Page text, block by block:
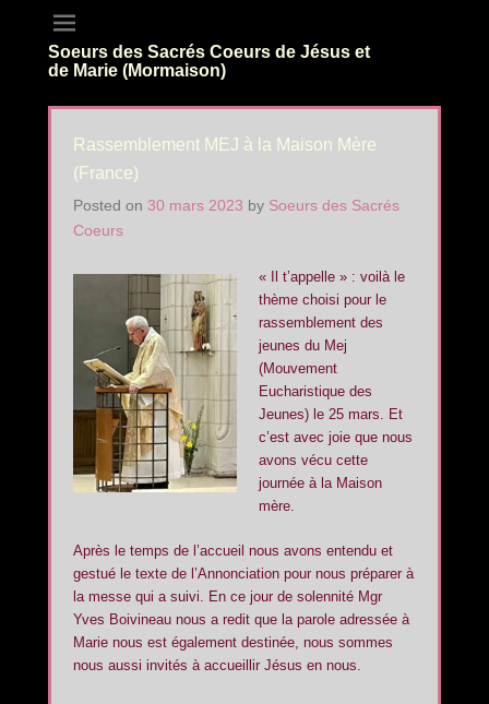
Soeurs des Sacrés Coeurs de Jésus et
de Marie (Mormaison)
Rassemblement MEJ à la Maison Mère
(France)
Posted on 30 mars 2023 by Soeurs des Sacrés
Coeurs
« Il t’appelle » : voilà le
thème choisi pour le
rassemblement des
jeunes du Mej
(Mouvement
Eucharistique des
Jeunes) le 25 mars. Et
c’est avec joie que nous
avons vécu cette
journée à la Maison
mère.
Après le temps de l’accueil nous avons entendu et
gestué le texte de l’Annonciation pour nous préparer à
la messe qui a suivi. En ce jour de solennité Mgr
Yves Boivineau nous a redit que la parole adressée à
Marie nous est également destinée, nous sommes
nous aussi invités à accueillir Jésus en nous.